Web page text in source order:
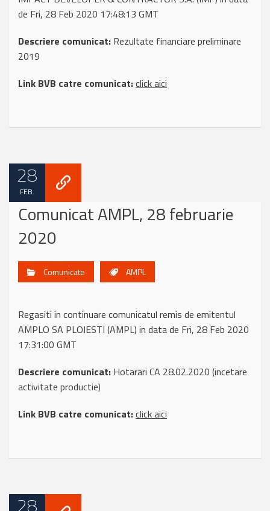
de Fri, 28 Feb 2020 17:48:13 GMT
Descriere comunicat: Rezultate financiare preliminare
2019
Link BVB catre comunicat:click aici
28
FEB.
Comunicat AMPL, 28 februarie
2020
Comunicate AMPL
Regasiti in continuare comunicatul remis de emitentul
AMPLO SA PLOIESTI (AMPL) in data de Fri, 28 Feb 2020
17:31:00 GMT
Descriere comunicat: Hotarari CA 28.02.2020 (incetare
activitate productie)
Link BVB catre comunicat:click aici